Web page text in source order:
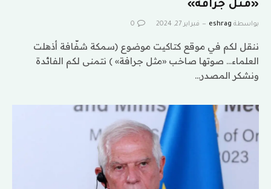
«مثل جرافة»
بواسطة eshrag فبراير 27, 2024 0
ننقل لكم في موقع كتاكيت موضوع (سمكة شفّافة أذهلت
العلماء… صوتها صاخب «مثل جرافة» ) نتمنى لكم الفائدة
ونشكر المصدر…